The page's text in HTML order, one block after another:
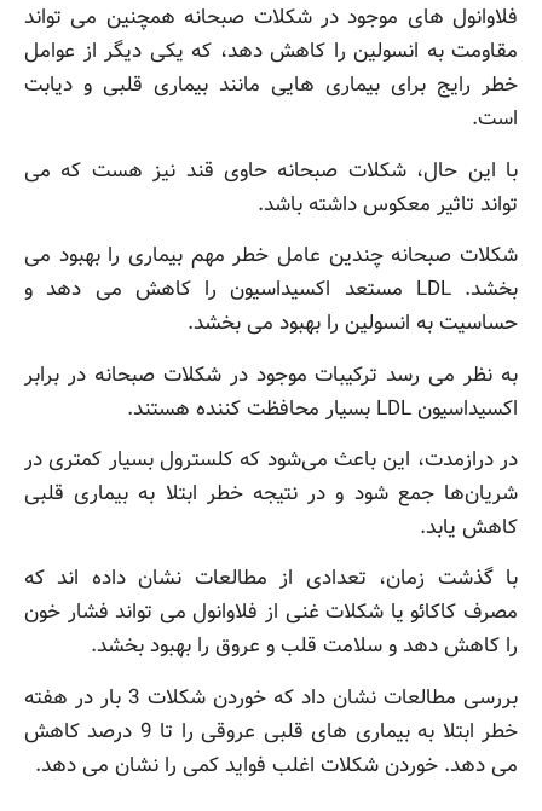
فلاوانول های موجود در شکلات صبحانه همچنین می تواند
مقاومت به انسولین را کاهش دهد، که یکی دیگر از عوامل
خطر رایج برای بیماری هایی مانند بیماری قلبی و دیابت
است.
با این حال، شکلات صبحانه حاوی قند نیز هست که می
تواند تاثیر معکوس داشته باشد.
شکلات صبحانهچندین عامل خطر مهم بیماری را بهبود می
بخشد. LDL مستعد اکسیداسیون را کاهش می دهد و
حساسیت به انسولین را بهبود می بخشد.
به نظر می رسد ترکیبات موجود در شکلاتصبحانهدر برابر
اکسیداسیون LDL بسیار محافظت کننده هستند.
در درازمدت، این باعث می‌شود که کلسترول بسیار کمتری در
شریان‌ها جمع شود و در نتیجه خطر ابتلا به بیماری قلبی
کاهش یابد.
با گذشت زمان، تعدادی از مطالعات نشان داده اند که
مصرف کاکائو یا شکلات غنی از فلاوانول می تواند فشار خون
را کاهش دهد و سلامت قلب و عروق را بهبود بخشد.
بررسی مطالعات نشان داد که خوردن شکلات 3 بار در هفته
خطر ابتلا به بیماری های قلبی عروقی را تا 9 درصد کاهش
می دهد. خوردن شکلات اغلب فواید کمی را نشان می دهد.